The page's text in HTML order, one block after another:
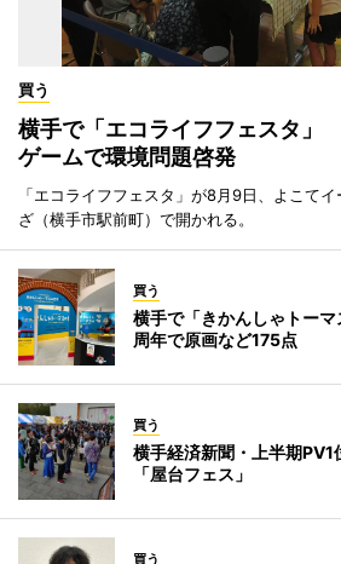
買う
横手で「エコライフフェスタ
ゲームで環境問題啓発
「エコライフフェスタ」が8月9日、よこて
ざ（横手市駅前町）で開かれる。
買う
横手で「きかんしゃトー
周年で原画など175点
買う
横手経済新聞・上半期
「屋台フェス」
買う